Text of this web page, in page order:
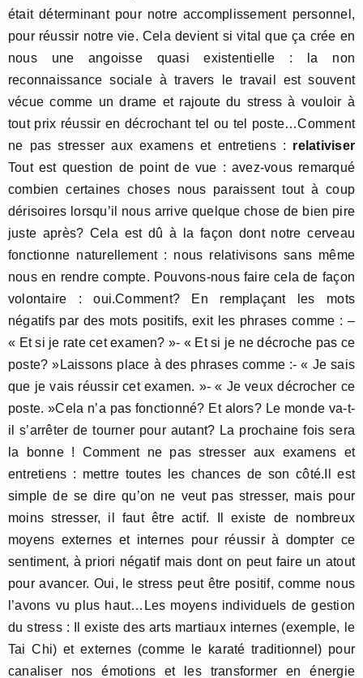
était déterminant pour notre accomplissement personnel,
pour réussir notre vie. Cela devient si vital que ça crée en
nous une angoisse quasi existentielle : la non
reconnaissance sociale à travers le travail est souvent
vécue comme un drame et rajoute du stress à vouloir à
tout prix réussir en décrochant tel ou tel poste…Comment
ne pas stresser aux examens et entretiens : relativiser
Tout est question de point de vue : avez-vous remarqué
combien certaines choses nous paraissent tout à coup
dérisoires lorsqu’il nous arrive quelque chose de bien pire
juste après? Cela est dû à la façon dont notre cerveau
fonctionne naturellement : nous relativisons sans même
nous en rendre compte. Pouvons-nous faire cela de façon
volontaire : oui.Comment? En remplaçant les mots
négatifs par des mots positifs, exit les phrases comme : –
« Et si je rate cet examen? »- « Et si je ne décroche pas ce
poste? »Laissons place à des phrases comme :- « Je sais
que je vais réussir cet examen. »- « Je veux décrocher ce
poste. »Cela n’a pas fonctionné? Et alors? Le monde va-t-
il s’arrêter de tourner pour autant? La prochaine fois sera
la bonne ! Comment ne pas stresser aux examens et
entretiens : mettre toutes les chances de son côté.Il est
simple de se dire qu’on ne veut pas stresser, mais pour
moins stresser, il faut être actif. Il existe de nombreux
moyens externes et internes pour réussir à dompter ce
sentiment, à priori négatif mais dont on peut faire un atout
pour avancer. Oui, le stress peut être positif, comme nous
l’avons vu plus haut…Les moyens individuels de gestion
du stress : Il existe des arts martiaux internes (exemple, le
Tai Chi) et externes (comme le karaté traditionnel) pour
canaliser nos émotions et les transformer en énergie